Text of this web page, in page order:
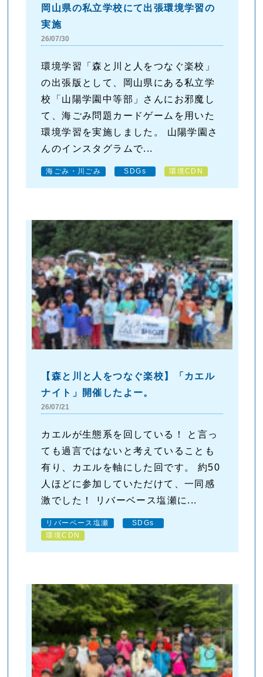
岡山県の私立学校にて出張環境学習の
実施
26/07/30
環境学習「森と川と人をつなぐ楽校」
の出張版として、岡山県にある私立学
校「山陽学園中等部」さんにお邪魔し
て、海ごみ問題カードゲームを用いた
環境学習を実施しました。 山陽学園さ
んのインスタグラムで...
海ごみ・川ごみ SDGs 環境CDN
【森と川と人をつなぐ楽校】「カエル
ナイト」開催したよー。
26/07/21
カエルが生態系を回している！ と言っ
ても過言ではないと考えていることも
有り、カエルを軸にした回です。 約50
人ほどに参加していただけて、一同感
激でした！ リバーベース塩瀬に...
リバーベース塩瀬
SDGs
環境CDN